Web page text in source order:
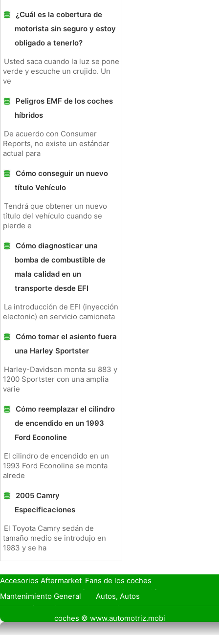
¿Cuál es la cobertura de
motorista sin seguro y estoy
obligado a tenerlo?
Usted saca cuando la luz se pone
verde y escuche un crujido. Un
ve
Peligros EMF de los coches
híbridos
De acuerdo con Consumer
Reports, no existe un estándar
actual para
Cómo conseguir un nuevo
título Vehículo
Tendrá que obtener un nuevo
título del vehículo cuando se
pierde e
Cómo diagnosticar una
bomba de combustible de
mala calidad en un
transporte desde EFI
La introducción de EFI (inyección
electonic) en servicio camioneta
Cómo tomar el asiento fuera
una Harley Sportster
Harley-Davidson monta su 883 y
1200 Sportster con una amplia
varie
Cómo reemplazar el cilindro
de encendido en un 1993
Ford Econoline
El cilindro de encendido en un
1993 Ford Econoline se monta
alrede
2005 Camry
Especificaciones
El Toyota Camry sedán de
tamaño medio se introdujo en
1983 y se ha
Accesorios Aftermarket Fans de los coches
Seguro de Coche
Préstamos y Financiación
Mantenimiento General
Autos, Autos
Seguridad Vial
Combustibles
Vender Mi Cochecoches © www.automotriz.mobi